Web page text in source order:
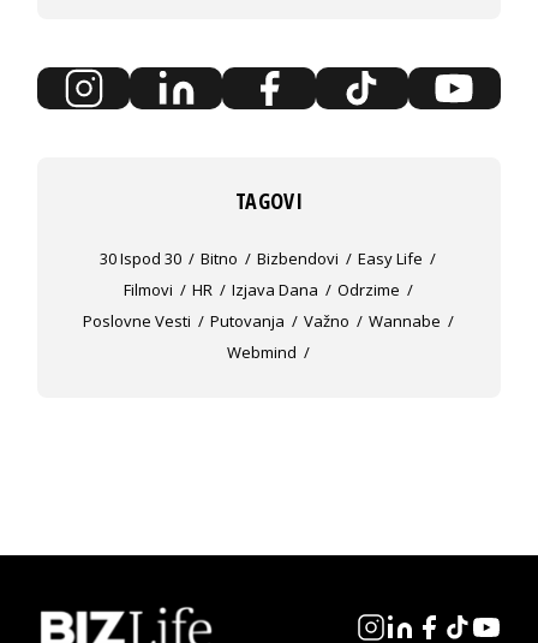
TAGOVI
30 Ispod 30 Bitno Bizbendovi
Easy Life
Filmovi
HR Izjava Dana
Odrzime
Poslovne Vesti
Putovanja Važno
Wannabe
Webmind